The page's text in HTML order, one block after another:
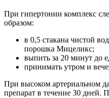
При гипертонии комплекс
образом:
в 0,5 стакана чистой
порошка Мицеликс;
выпить за 20 минут до
принимать утром и
При высоком артериальном
препарат в течение 30 дней.